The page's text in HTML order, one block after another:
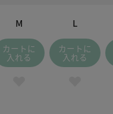
090 ブラック
M
カートに
入れる
L
カートに
入れる